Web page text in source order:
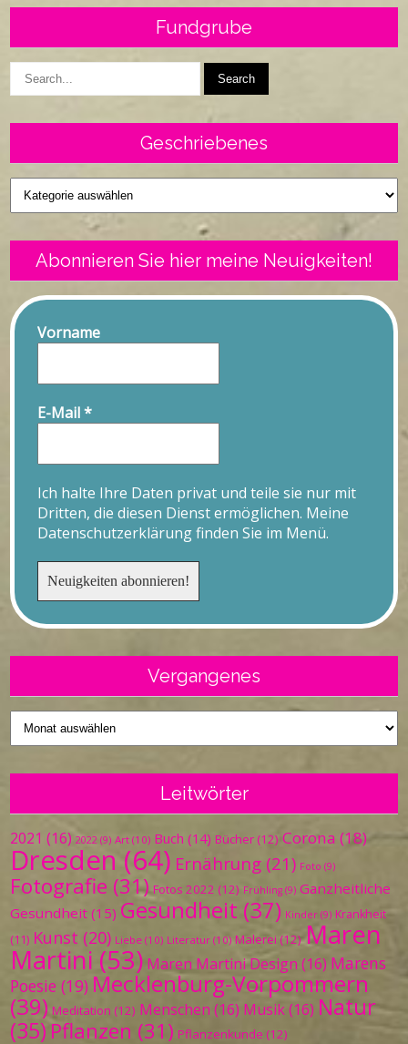
Fundgrube
Geschriebenes
Geschriebenes
Abonnieren Sie hier meine Neuigkeiten!
Vorname
E-Mail*
Ich halte Ihre Daten privat und teile sie nur mit
Dritten, die diesen Dienst ermöglichen. Meine
Datenschutzerklärung finden Sie im Menü.
Vergangenes
Vergangenes
Leitwörter
2021 (16) 2022 (9) Art (10) Buch (14) Bücher (12) Corona (18)
Dresden (64) Ernährung (21) Foto (9)
Fotografie (31) Fotos 2022 (12) Frühling (9) Ganzheitliche
Gesundheit (15) Gesundheit (37) Kinder (9) Krankheit
(11) Kunst (20) Liebe (10) Literatur (10) Malerei (12) Maren
Martini (53) Maren Martini Design (16) Marens
Poesie (19) Mecklenburg-Vorpommern
(39) Meditation (12) Menschen (16) Musik(16) Natur
(35) Pflanzen (31) Pflanzenkunde (12)